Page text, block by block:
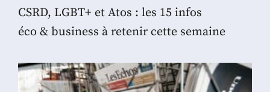
CSRD, LGBT+ et Atos : les 15 infos
éco & business à retenir cette semaine